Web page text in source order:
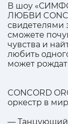
В шоу
ЛЮБВИ
свидетелями
сможете
чувства и
любить
может
CONCORD
оркестр в
— Танцующий